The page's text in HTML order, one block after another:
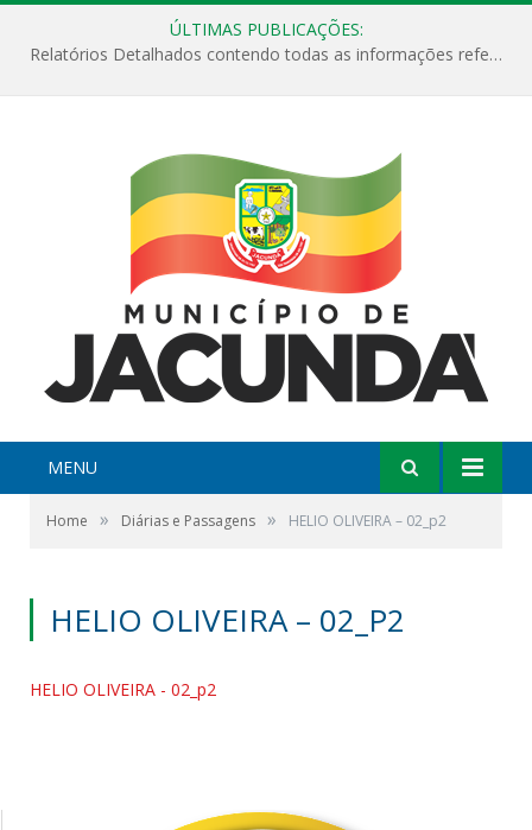
ÚLTIMAS PUBLICAÇÕES:
Relatórios Detalhados contendo todas as informações referentes a execução de recursos destinados ao fomento de projetos culturais no Município de Jacundá entre os anos de 2022 ao presente ano de 2026.
MENU
Home » Diárias e Passagens » HELIO OLIVEIRA – 02_p2
HELIO OLIVEIRA – 02_P2
HELIO OLIVEIRA - 02_p2